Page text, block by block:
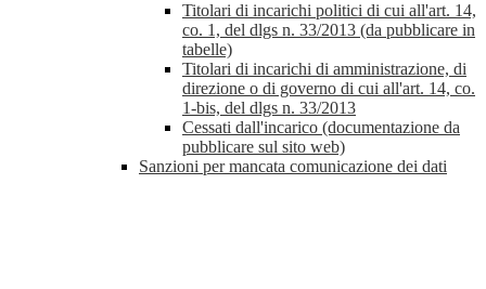
Titolari di incarichi politici di cui all'art. 14,
co. 1, del dlgs n. 33/2013 (da pubblicare in
tabelle)
Titolari di incarichi di amministrazione, di
direzione o di governo di cui all'art. 14, co.
1-bis, del dlgs n. 33/2013
Cessati dall'incarico (documentazione da
pubblicare sul sito web)
Sanzioni per mancata comunicazione dei dati